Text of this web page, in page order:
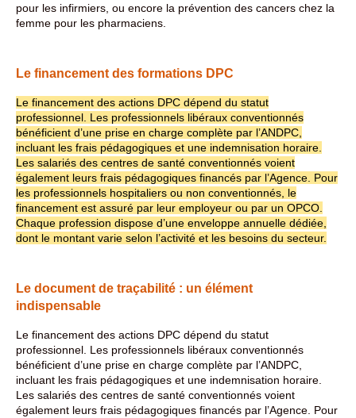
pour les infirmiers, ou encore la prévention des cancers chez la
femme pour les pharmaciens.
Le financement des formations DPC
Le financement des actions DPC dépend du statut
professionnel. Les professionnels libéraux conventionnés
bénéficient d’une prise en charge complète par l’ANDPC,
incluant les frais pédagogiques et une indemnisation horaire.
Les salariés des centres de santé conventionnés voient
également leurs frais pédagogiques financés par l’Agence. Pour
les professionnels hospitaliers ou non conventionnés, le
financement est assuré par leur employeur ou par un OPCO.
Chaque profession dispose d’une enveloppe annuelle dédiée,
dont le montant varie selon l’activité et les besoins du secteur.
Le document de traçabilité : un élément
indispensable
Le financement des actions DPC dépend du statut
professionnel. Les professionnels libéraux conventionnés
bénéficient d’une prise en charge complète par l’ANDPC,
incluant les frais pédagogiques et une indemnisation horaire.
Les salariés des centres de santé conventionnés voient
également leurs frais pédagogiques financés par l’Agence. Pour